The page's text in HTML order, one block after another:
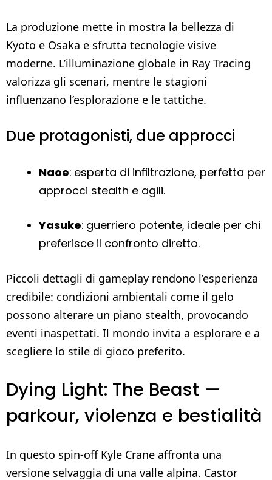
La produzione mette in mostra la bellezza di
Kyoto e Osaka e sfrutta tecnologie visive
moderne. L’illuminazione globale in Ray Tracing
valorizza gli scenari, mentre le stagioni
influenzano l’esplorazione e le tattiche.
Due protagonisti, due approcci
Naoe: esperta di infiltrazione, perfetta per
approcci stealth e agili.
Yasuke: guerriero potente, ideale per chi
preferisce il confronto diretto.
Piccoli dettagli di gameplay rendono l’esperienza
credibile: condizioni ambientali come il gelo
possono alterare un piano stealth, provocando
eventi inaspettati. Il mondo invita a esplorare e a
scegliere lo stile di gioco preferito.
Dying Light: The Beast —
parkour, violenza e bestialità
In questo spin-off Kyle Crane affronta una
versione selvaggia di una valle alpina. Castor